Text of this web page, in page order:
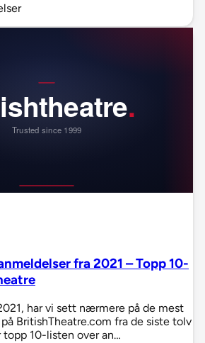
fra 2021 – Topp 10-
har vi sett nærmere på de mest
BritishTheatre.com fra de siste tolv
topp 10-listen over an…